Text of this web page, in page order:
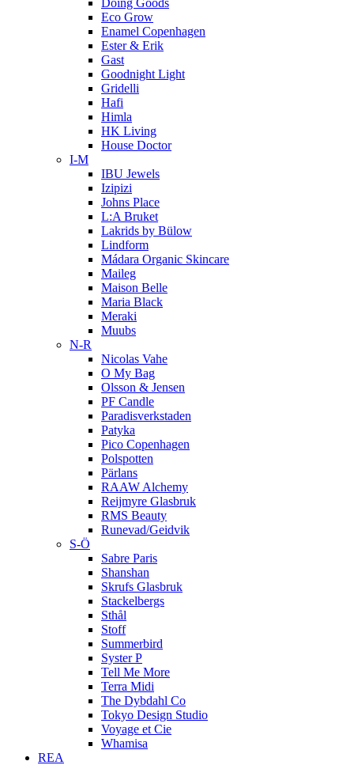
Doing Goods
Eco Grow
Enamel Copenhagen
Ester & Erik
Gast
Goodnight Light
Gridelli
Hafi
Himla
HK Living
House Doctor
I-M
IBU Jewels
Izipizi
Johns Place
L:A Bruket
Lakrids by Bülow
Lindform
Mádara Organic Skincare
Maileg
Maison Belle
Maria Black
Meraki
Muubs
N-R
Nicolas Vahe
O My Bag
Olsson & Jensen
PF Candle
Paradisverkstaden
Patyka
Pico Copenhagen
Polspotten
Pärlans
RAAW Alchemy
Reijmyre Glasbruk
RMS Beauty
Runevad/Geidvik
S-Ö
Sabre Paris
Shanshan
Skrufs Glasbruk
Stackelbergs
Sthål
Stoff
Summerbird
Syster P
Tell Me More
Terra Midi
The Dybdahl Co
Tokyo Design Studio
Voyage et Cie
Whamisa
REA